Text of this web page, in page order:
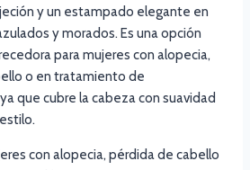
y un estampado elegante en
y morados. Es una opción
para mujeres con alopecia,
o en tratamiento de
que cubre la cabeza con suavidad
con alopecia, pérdida de cabello